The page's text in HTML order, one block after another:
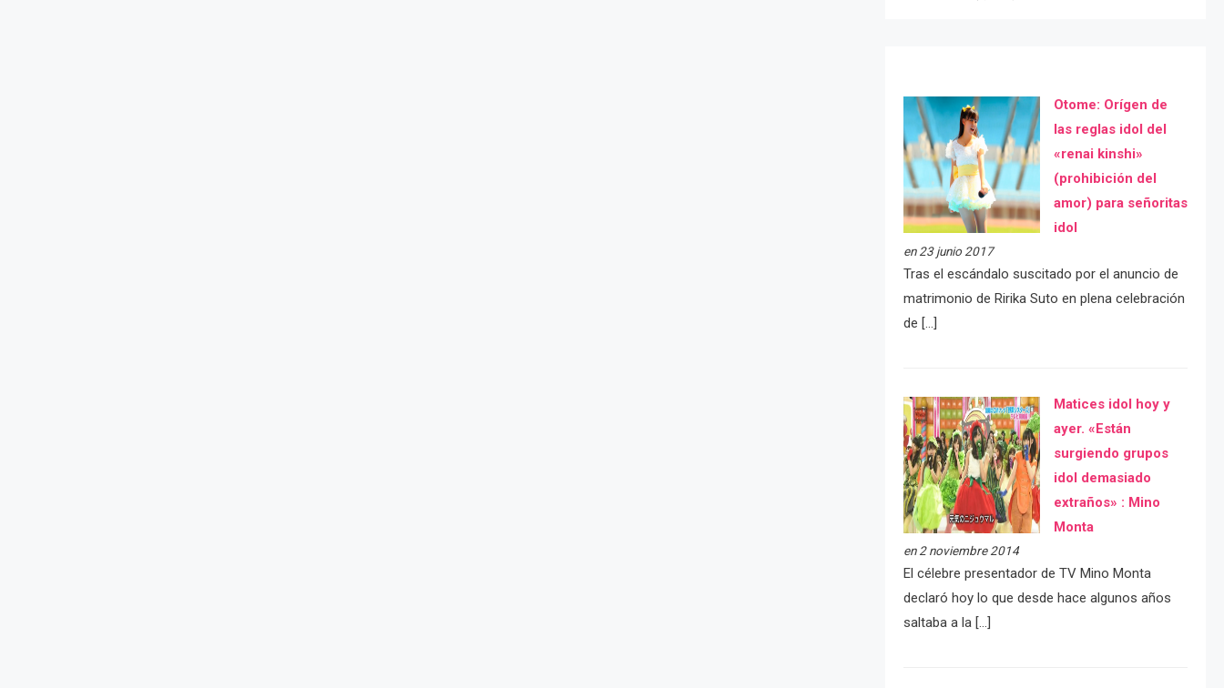
Otome: Orígen de
las reglas idol del
«renai kinshi»
(prohibición del
amor) para señoritas
idol
en 23 junio 2017
Tras el escándalo suscitado por el anuncio de
matrimonio de Ririka Suto en plena celebración
de […]
Matices idol hoy y
ayer. «Están
surgiendo grupos
idol demasiado
extraños» : Mino
Monta
en 2 noviembre 2014
El célebre presentador de TV Mino Monta
declaró hoy lo que desde hace algunos años
saltaba a la […]